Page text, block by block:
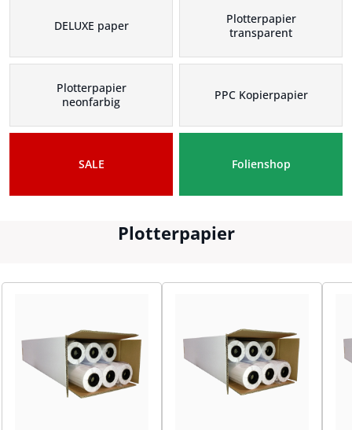
DELUXE paper
Plotterpapier
transparent
Plotterpapier
neonfarbig
PPC Kopierpapier
SALE Folienshop
Plotterpapier